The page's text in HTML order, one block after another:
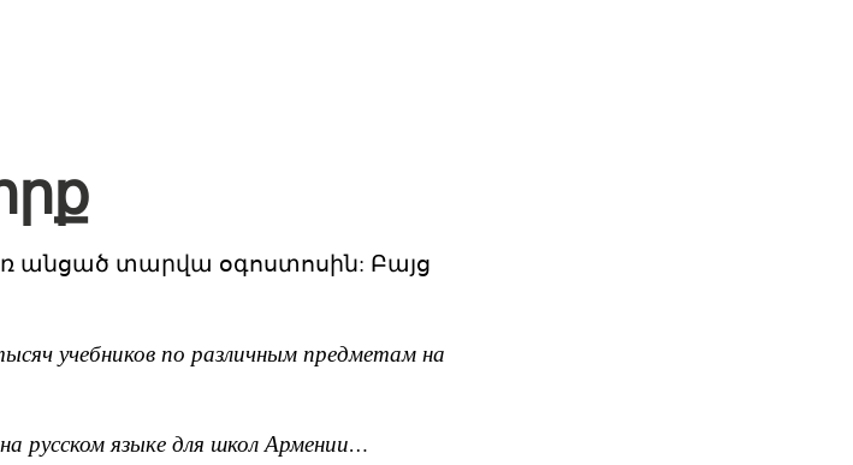
անցած տարվա օգոստոսին: Բայց
учебников по различным предметам на
русском языке для школ Армении…